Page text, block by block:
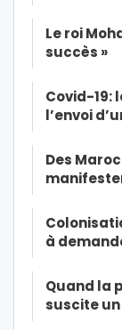
Le roi
succès »
Covid-19:
l’envoi
Des
à
Quand la
suscite